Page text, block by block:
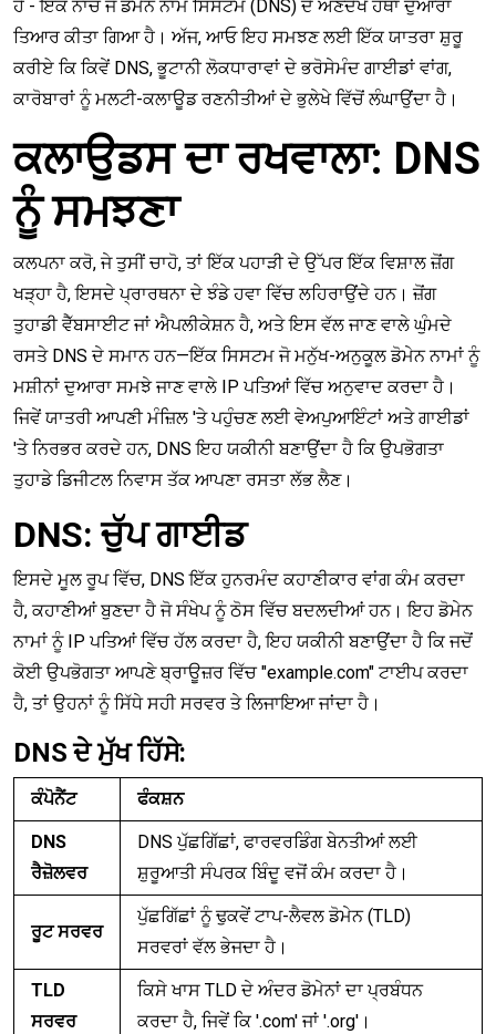
ਹੈ - ਇੱਕ ਨਾਚ ਜੋ ਡੋਮੇਨ ਨਾਮ ਸਿਸਟਮ (DNS) ਦੇ ਅਣਦੇਖੇ ਹੱਥਾਂ ਦੁਆਰਾ
ਤਿਆਰ ਕੀਤਾ ਗਿਆ ਹੈ। ਅੱਜ, ਆਓ ਇਹ ਸਮਝਣ ਲਈ ਇੱਕ ਯਾਤਰਾ ਸ਼ੁਰੂ
ਕਰੀਏ ਕਿ ਕਿਵੇਂ DNS, ਭੂਟਾਨੀ ਲੋਕਧਾਰਾਵਾਂ ਦੇ ਭਰੋਸੇਮੰਦ ਗਾਈਡਾਂ ਵਾਂਗ,
ਕਾਰੋਬਾਰਾਂ ਨੂੰ ਮਲਟੀ-ਕਲਾਊਡ ਰਣਨੀਤੀਆਂ ਦੇ ਭੁਲੇਖੇ ਵਿੱਚੋਂ ਲੰਘਾਉਂਦਾ ਹੈ।
ਕਲਾਉਡਸ ਦਾ ਰਖਵਾਲਾ: DNS
ਨੂੰ ਸਮਝਣਾ
ਕਲਪਨਾ ਕਰੋ, ਜੇ ਤੁਸੀਂ ਚਾਹੋ, ਤਾਂ ਇੱਕ ਪਹਾੜੀ ਦੇ ਉੱਪਰ ਇੱਕ ਵਿਸ਼ਾਲ ਜ਼ੋਂਗ
ਖੜ੍ਹਾ ਹੈ, ਇਸਦੇ ਪ੍ਰਾਰਥਨਾ ਦੇ ਝੰਡੇ ਹਵਾ ਵਿੱਚ ਲਹਿਰਾਉਂਦੇ ਹਨ। ਜ਼ੋਂਗ
ਤੁਹਾਡੀ ਵੈੱਬਸਾਈਟ ਜਾਂ ਐਪਲੀਕੇਸ਼ਨ ਹੈ, ਅਤੇ ਇਸ ਵੱਲ ਜਾਣ ਵਾਲੇ ਘੁੰਮਦੇ
ਰਸਤੇ DNS ਦੇ ਸਮਾਨ ਹਨ—ਇੱਕ ਸਿਸਟਮ ਜੋ ਮਨੁੱਖ-ਅਨੁਕੂਲ ਡੋਮੇਨ ਨਾਮਾਂ ਨੂੰ
ਮਸ਼ੀਨਾਂ ਦੁਆਰਾ ਸਮਝੇ ਜਾਣ ਵਾਲੇ IP ਪਤਿਆਂ ਵਿੱਚ ਅਨੁਵਾਦ ਕਰਦਾ ਹੈ।
ਜਿਵੇਂ ਯਾਤਰੀ ਆਪਣੀ ਮੰਜ਼ਿਲ 'ਤੇ ਪਹੁੰਚਣ ਲਈ ਵੇਅਪੁਆਇੰਟਾਂ ਅਤੇ ਗਾਈਡਾਂ
'ਤੇ ਨਿਰਭਰ ਕਰਦੇ ਹਨ, DNS ਇਹ ਯਕੀਨੀ ਬਣਾਉਂਦਾ ਹੈ ਕਿ ਉਪਭੋਗਤਾ
ਤੁਹਾਡੇ ਡਿਜੀਟਲ ਨਿਵਾਸ ਤੱਕ ਆਪਣਾ ਰਸਤਾ ਲੱਭ ਲੈਣ।
DNS: ਚੁੱਪ ਗਾਈਡ
ਇਸਦੇ ਮੂਲ ਰੂਪ ਵਿੱਚ, DNS ਇੱਕ ਹੁਨਰਮੰਦ ਕਹਾਣੀਕਾਰ ਵਾਂਗ ਕੰਮ ਕਰਦਾ
ਹੈ, ਕਹਾਣੀਆਂ ਬੁਣਦਾ ਹੈ ਜੋ ਸੰਖੇਪ ਨੂੰ ਠੋਸ ਵਿੱਚ ਬਦਲਦੀਆਂ ਹਨ। ਇਹ ਡੋਮੇਨ
ਨਾਮਾਂ ਨੂੰ IP ਪਤਿਆਂ ਵਿੱਚ ਹੱਲ ਕਰਦਾ ਹੈ, ਇਹ ਯਕੀਨੀ ਬਣਾਉਂਦਾ ਹੈ ਕਿ ਜਦੋਂ
ਕੋਈ ਉਪਭੋਗਤਾ ਆਪਣੇ ਬ੍ਰਾਊਜ਼ਰ ਵਿੱਚ "example.com" ਟਾਈਪ ਕਰਦਾ
ਹੈ, ਤਾਂ ਉਹਨਾਂ ਨੂੰ ਸਿੱਧੇ ਸਹੀ ਸਰਵਰ ਤੇ ਲਿਜਾਇਆ ਜਾਂਦਾ ਹੈ।
DNS ਦੇ ਮੁੱਖ ਹਿੱਸੇ:
ਕੰਪੋਨੈਂਟ ਫੰਕਸ਼ਨ
DNS
ਰੈਜ਼ੋਲਵਰ
DNS ਪੁੱਛਗਿੱਛਾਂ, ਫਾਰਵਰਡਿੰਗ ਬੇਨਤੀਆਂ ਲਈ
ਸ਼ੁਰੂਆਤੀ ਸੰਪਰਕ ਬਿੰਦੂ ਵਜੋਂ ਕੰਮ ਕਰਦਾ ਹੈ।
ਰੂਟ ਸਰਵਰ
ਪੁੱਛਗਿੱਛਾਂ ਨੂੰ ਢੁਕਵੇਂ ਟਾਪ-ਲੈਵਲ ਡੋਮੇਨ (TLD)
ਸਰਵਰਾਂ ਵੱਲ ਭੇਜਦਾ ਹੈ।
TLD
ਸਰਵਰ
ਕਿਸੇ ਖਾਸ TLD ਦੇ ਅੰਦਰ ਡੋਮੇਨਾਂ ਦਾ ਪ੍ਰਬੰਧਨ
ਕਰਦਾ ਹੈ, ਜਿਵੇਂ ਕਿ '.com' ਜਾਂ '.org'।